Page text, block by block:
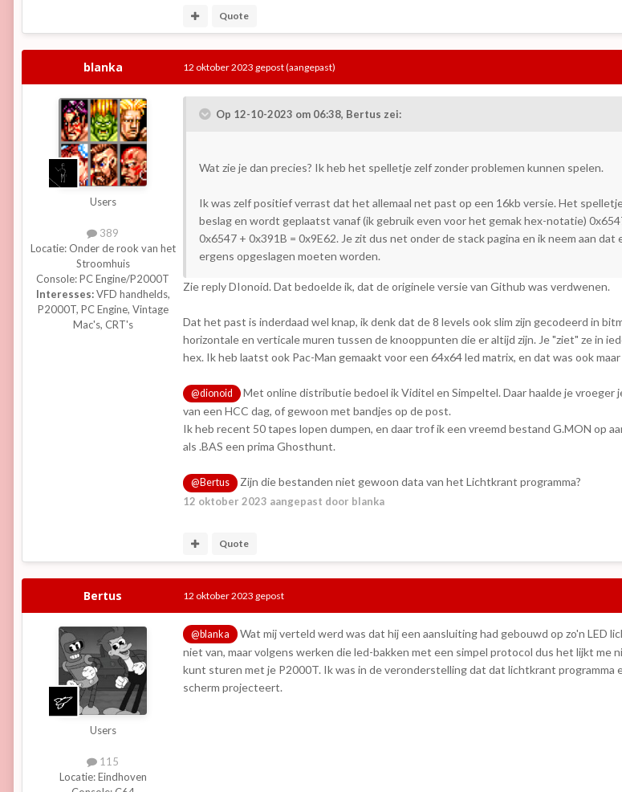
Quote
blanka
Users
389
Locatie:Onder de rook van het
Stroomhuis
Console:PC Engine/P2000T
Interesses:VFD handhelds,
P2000T, PC Engine, Vintage
Mac's, CRT's
12 oktober 2023 gepost(aangepast)
Op 12-10-2023 om 06:38, Bertus zei:
Wat zie je dan precies? Ik heb het spelletje zelf zonder problemen kunnen spelen.
Ik was zelf positief verrast dat het allemaal net past op een 16kb versie. Het
beslag en wordt geplaatst vanaf (ik gebruik even voor het gemak hex-notatie)
0x6547 + 0x391B = 0x9E62. Je zit dus net onder de stack pagina en ik neem aan dat
ergens opgeslagen moeten worden.
Zie reply DIonoid. Dat bedoelde ik, dat de originele versie van Github was verdwenen.
Dat het past is inderdaad wel knap, ik denk dat de 8 levels ook slim zijn gecodeerd in
horizontale en verticale muren tussen de knooppunten die er altijd zijn. Je "ziet" ze in
hex. Ik heb laatst ook Pac-Man gemaakt voor een 64x64 led matrix, en dat was ook
@dionoid
Met online distributie bedoel ik Viditel en Simpeltel. Daar haalde je vroeger
van een HCC dag, of gewoon met bandjes op de post.
Ik heb recent 50 tapes lopen dumpen, en daar trof ik een vreemd bestand G.MON op
als .BAS een prima Ghosthunt.
@Bertus Zijn die bestanden niet gewoon data van het Lichtkrant programma?
12 oktober 2023 aangepast door blanka
Quote
Bertus
Users
115
Locatie:Eindhoven
12 oktober 2023 gepost
@blanka
Wat mij verteld werd was dat hij een aansluiting had gebouwd op zo'n LED
niet van, maar volgens werken die led-bakken met een simpel protocol dus het lijkt me
kunt sturen met je P2000T. Ik was in de veronderstelling dat dat lichtkrant programma
scherm projecteert.